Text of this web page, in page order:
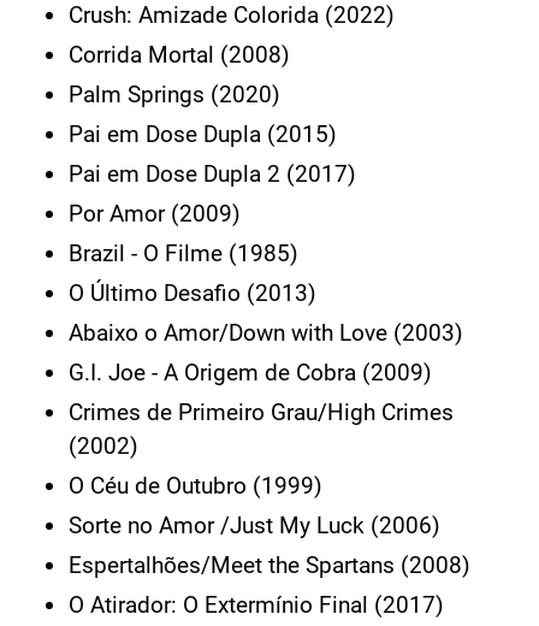
Crush: Amizade Colorida (2022)
Corrida Mortal (2008)
Palm Springs (2020)
Pai em Dose Dupla (2015)
Pai em Dose Dupla 2 (2017)
Por Amor (2009)
Brazil - O Filme (1985)
O Último Desafio (2013)
Abaixo o Amor/Down with Love (2003)
G.I. Joe - A Origem de Cobra (2009)
Crimes de Primeiro Grau/High Crimes
(2002)
O Céu de Outubro (1999)
Sorte no Amor /Just My Luck (2006)
Espertalhões/Meet the Spartans (2008)
O Atirador: O Extermínio Final (2017)